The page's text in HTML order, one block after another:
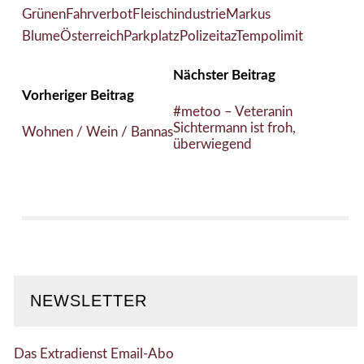
GrünenFahrverbotFleischindustrieMarkus
BlumeÖsterreichParkplatzPolizeitazTempolimit
Vorheriger Beitrag
Wohnen / Wein / Bannas
Nächster Beitrag
#metoo – Veteranin
Sichtermann ist froh,
überwiegend
NEWSLETTER
Das Extradienst Email-Abo